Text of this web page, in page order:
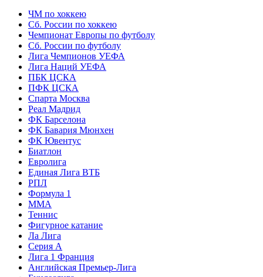
ЧМ по хоккею
Сб. России по хоккею
Чемпионат Европы по футболу
Сб. России по футболу
Лига Чемпионов УЕФА
Лига Наций УЕФА
ПБК ЦСКА
ПФК ЦСКА
Спарта Москва
Реал Мадрид
ФК Барселона
ФК Бавария Мюнхен
ФК Ювентус
Биатлон
Евролига
Единая Лига ВТБ
РПЛ
Формула 1
MMA
Теннис
Фигурное катание
Ла Лига
Серия А
Лига 1 Франция
Английская Премьер-Лига